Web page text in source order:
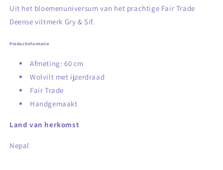
Uit het bloemenuniversum van het prachtige Fair Trade
Deense viltmerk Gry & Sif.
Productinformatie
Afmeting: 60 cm
Wolvilt met ijzerdraad
Fair Trade
Handgemaakt
Land van herkomst
Nepal